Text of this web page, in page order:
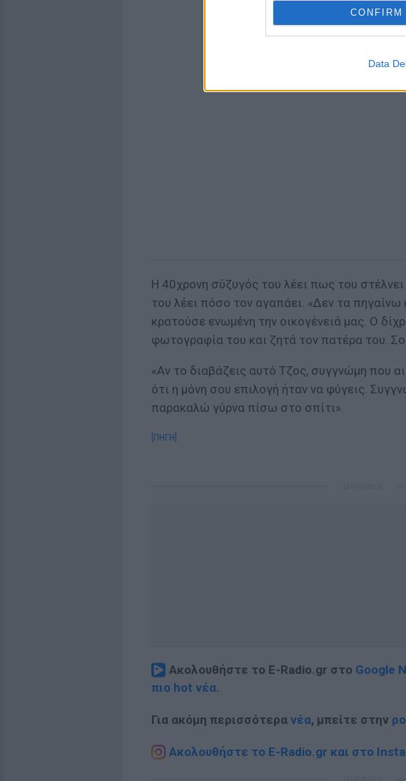
CONFIRM
Data
Η 40χρονη σύζυγός του λέει πως του
του λέει πόσο τον αγαπάει. «Δεν τα πηγαίνω
κρατούσε ενωμένη την οικογένειά μας. Ο
φωτογραφία του και ζητά τον πατέρα του.
«Αν το διαβάζεις αυτό Τζος, συγγνώμη που
ότι η μόνη σου επιλογή ήταν να φύγεις.
παρακαλώ γύρνα πίσω στο σπίτι».
[ΠΗΓΗ]
Ακολουθήστε το E-Radio.gr στο Google
πιο hot νέα.
Για ακόμη περισσότερα νέα, μπείτε στην
Ακολουθήστε το E-Radio.gr και στο